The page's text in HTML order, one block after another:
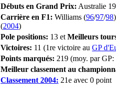
Débuts en Grand Prix: Australie
Carrière en F1: Williams (96/97/98
(2004)
Pole positions: 13 et Meilleurs
Victoires: 11 (1re victoire au GP
Points marqués: 219 (moy. par GP:
Meilleur classement au
Classement 2004: 21e avec 0 point